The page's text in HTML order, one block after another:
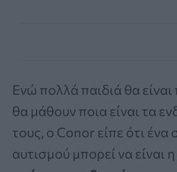
Ενώ πολλά παιδιά θα είναι
θα μάθουν ποια είναι τα
τους, ο Conor είπε ότι ένα
αυτισμού μπορεί να είναι